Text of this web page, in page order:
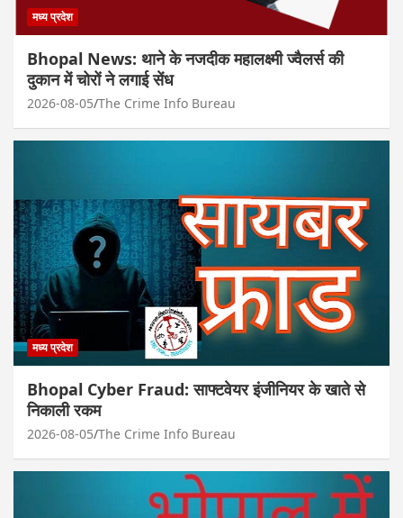
मध्य प्रदेश
Bhopal News: थाने के नजदीक महालक्ष्मी ज्वैलर्स की
दुकान में चोरों ने लगाई सेंध
2026-08-05 The Crime Info Bureau
मध्य प्रदेश
Bhopal Cyber Fraud: साफ्टवेयर इंजीनियर के खाते से
निकाली रकम
2026-08-05 The Crime Info Bureau